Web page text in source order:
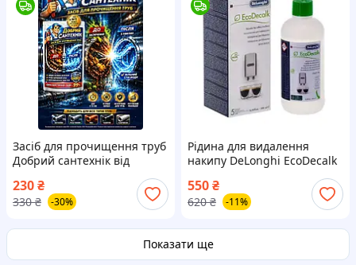
Засіб для прочищення труб
Добрий сантехнік від
230₴
330 ₴ -30%
Рідина для видалення
накипу DeLonghi EcoDecalk
(500 мл) (Засіб від накипу
delonghi) DLSC500/SER 3018
550₴
620 ₴ -11%
Показати ще